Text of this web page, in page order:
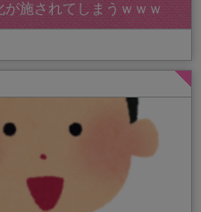
施されてしまうｗｗｗ